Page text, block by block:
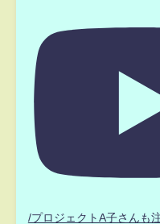
/プロジェクトA子さんも